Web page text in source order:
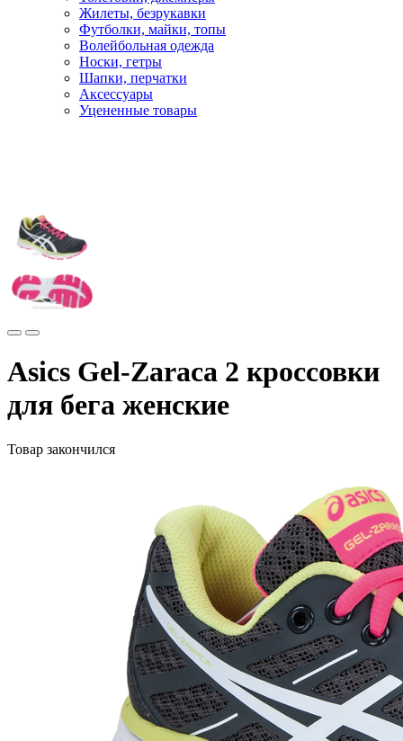
Жилеты, безрукавки
Футболки, майки, топы
Волейбольная одежда
Носки, гетры
Шапки, перчатки
Аксессуары
Уцененные товары
Asics Gel-Zaraca 2 кроссовки
для бега женские
Товар закончился